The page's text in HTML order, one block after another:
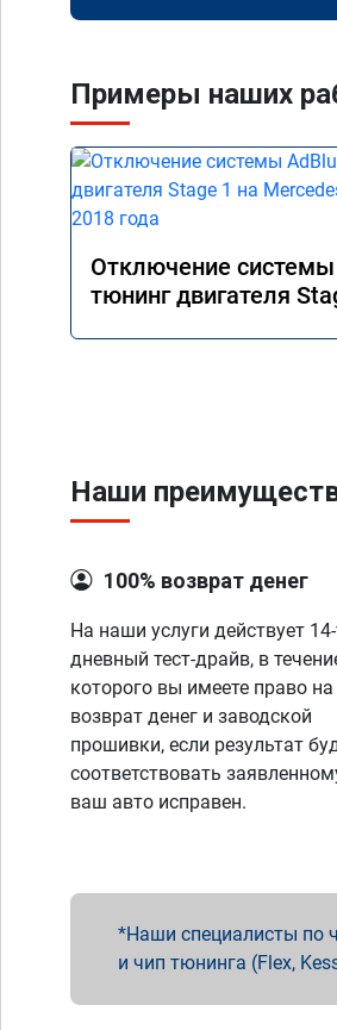
Примеры наших
Отключение системы
тюнинг двигателя
Наши
100% возврат денег
На наши услуги действует
дневный тест-драйв, в
которого вы имеете право на
возврат денег и заводской
прошивки, если результат
соответствовать
ваш авто исправен.
Наши специалисты по
и чип тюнинга (Flex,